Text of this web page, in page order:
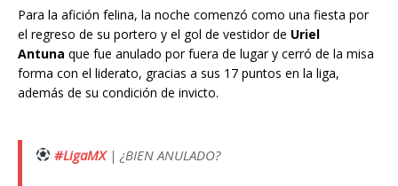
Para la afición felina, la noche comenzó como una fiesta por
el regreso de su portero y el gol de vestidor de Uriel
Antuna que fue anulado por fuera de lugar y cerró de la misa
forma con el liderato, gracias a sus 17 puntos en la liga,
además de su condición de invicto.
#LigaMX| ¿BIEN ANULADO?